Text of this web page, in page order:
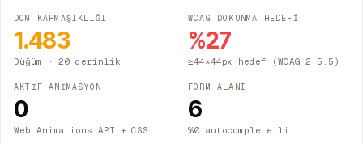
DOM KARMAŞIKLIĞI
1.483
Düğüm · 20 derinlik
WCAG DOKUNMA HEDEFİ
%27
≥44×44px hedef (WCAG 2.5.5)
AKTİF ANİMASYON
0
Web Animations API + CSS
FORM ALANI
6
%0 autocomplete'li